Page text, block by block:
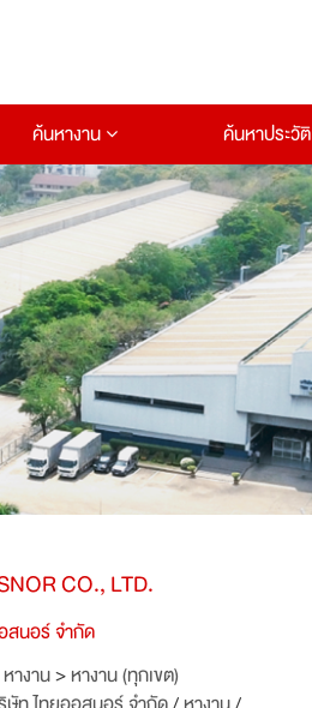
ค้นหางาน ค้นหาประวัติ
CO., LTD.
สนอร์ จำกัด
หางาน>หางาน (ทุกเขต)